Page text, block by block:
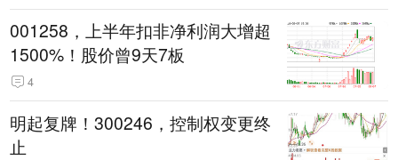
001258，上半年扣非净利润大增超
1500%！股价曾9天7板
4
明起复牌！300246，控制权变更终
止